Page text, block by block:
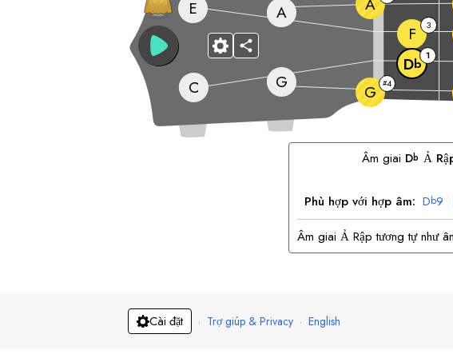
G G #4
C
Db 1
E
F
3
A
Âm giai Db Ả
Phù hợp với hợp âm: Db9
Âm giai Ả Rập tương tự như
Cài đặt · Trợ giúp & Privacy · English